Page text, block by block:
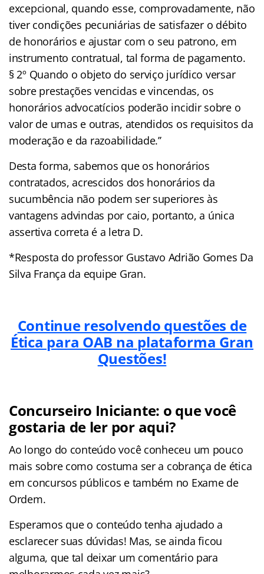
excepcional, quando esse, comprovadamente, não
tiver condições pecuniárias de satisfazer o débito
de honorários e ajustar com o seu patrono, em
instrumento contratual, tal forma de pagamento.
§ 2º Quando o objeto do serviço jurídico versar
sobre prestações vencidas e vincendas, os
honorários advocatícios poderão incidir sobre o
valor de umas e outras, atendidos os requisitos da
moderação e da razoabilidade.’’
Desta forma, sabemos que os honorários
contratados, acrescidos dos honorários da
sucumbência não podem ser superiores às
vantagens advindas por caio, portanto, a única
assertiva correta é a letra D.
*Resposta do professor Gustavo Adrião Gomes Da
Silva França da equipe Gran.
Continue resolvendo questões de
Ética para OAB na plataforma Gran
Questões!
Concurseiro Iniciante: o que você
gostaria de ler por aqui?
Ao longo do conteúdo você conheceu um pouco
mais sobre como costuma ser a cobrança de ética
em concursos públicos e também no Exame de
Ordem.
Esperamos que o conteúdo tenha ajudado a
esclarecer suas dúvidas! Mas, se ainda ficou
alguma, que tal deixar um comentário para